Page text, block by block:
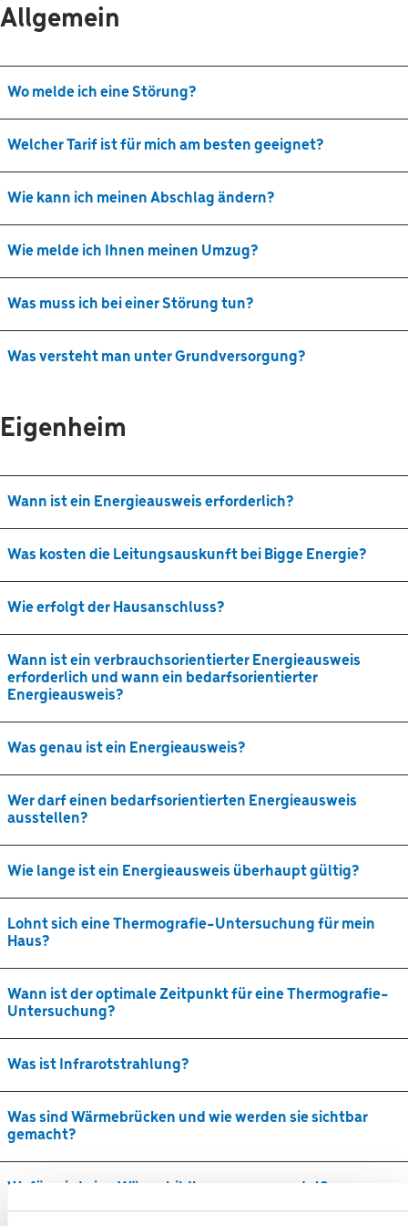
Allgemein
Wo melde ich eine Störung?
Welcher Tarif ist für mich am besten geeignet?
Wie kann ich meinen Abschlag ändern?
Wie melde ich Ihnen meinen Umzug?
Was muss ich bei einer Störung tun?
Was versteht man unter Grundversorgung?
Eigenheim
Wann ist ein Energieausweis erforderlich?
Was kosten die Leitungsauskunft bei Bigge Energie?
Wie erfolgt der Hausanschluss?
Wann ist ein verbrauchsorientierter Energieausweis
erforderlich und wann ein bedarfsorientierter
Energieausweis?
Was genau ist ein Energieausweis?
Wer darf einen bedarfsorientierten Energieausweis
ausstellen?
Wie lange ist ein Energieausweis überhaupt gültig?
Lohnt sich eine Thermografie-Untersuchung für mein
Haus?
Wann ist der optimale Zeitpunkt für eine Thermografie-
Untersuchung?
Was ist Infrarotstrahlung?
Was sind Wärmebrücken und wie werden sie sichtbar
gemacht?
Wofür wird eine Wärmebildkamera verwendet?